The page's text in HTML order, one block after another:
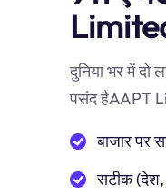
दुनिया भर में
पसंद हैAAPT
बाजार पर
सटीक (देश,